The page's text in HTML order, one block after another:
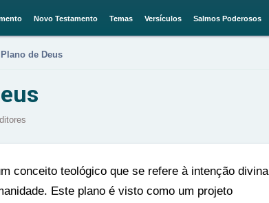
Buscar
Novo Testamento Temas Versículos Salmos Poderosos
de Deus
conceito teológico que se refere à intenção divina
Este plano é visto como um projeto